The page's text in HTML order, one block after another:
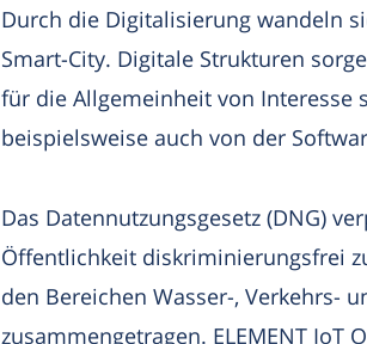
Durch die Digitalisierung wandeln
Smart-City. Digitale Strukturen
für die Allgemeinheit von Interesse
beispielsweise auch von der
Das Datennutzungsgesetz (DNG)
Öffentlichkeit diskriminierungsfrei
den Bereichen Wasser-, Verkehrs-
zusammengetragen. ELEMENT IoT